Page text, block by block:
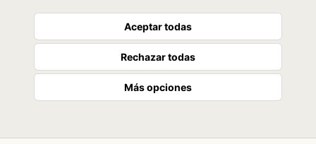
Aceptar todas
Rechazar todas
Más opciones